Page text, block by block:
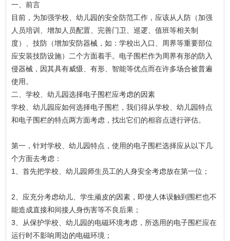
一、前言
目前，为加强学校、幼儿园的安全防范工作，应该从人防（加强
人员培训、增加人员配置、完善门卫、巡逻、值班等相关制
度）、技防（增加安防器械，如：学校出入口、周界等重要部位
应安装技防设施）二个方面着手。电子围栏作为周界有形的防入
侵器械，因其具有威慑、有形、智能等优点而在许多场合被普遍
使用。
二、学校、幼儿园选择电子围栏应考虑的因素
学校、幼儿园应如何选择电子围栏，我们得从学校、幼儿园特点
和电子围栏的特点两方面考虑，找出它们的相容点进行评估。
第一，针对学校、幼儿园特点，使用的电子围栏选择应从以下几
个方面去考虑：
1、首先把学校、幼儿园师生员工的人身安全考虑放在第一位；
2、应充分考虑幼儿、学生顽皮的因素，即使人体误触到围栏也不
能造成直接和间接人身伤害等不良后果；
3、从保护学校、幼儿园的电磁环境考虑，所选用的电子围栏应在
运行时不影响周边的电磁环境；